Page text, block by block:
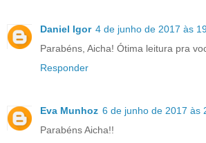
Daniel Igor 4 de junho de 2017 às
Parabéns, Aicha! Ótima leitura pra
Responder
Eva Munhoz 6 de junho de 2017 às
Parabéns Aicha!!